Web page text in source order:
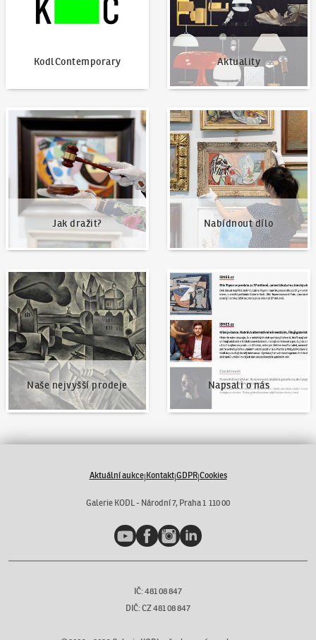
KodlContemporary Aktuality
Jak dražit?
Jak dražit?
Nabídnout dílo
Nabídnout dílo
Naše nejvyšší prodeje
Naše nejvyšší prodeje
Napsali o nás
Napsali o nás
Aktuální aukce|Kontakt|GDPR|Cookies
Galerie KODL - Národní 7, Praha 1 110 00
YouTubeFacebookInstagramLinkedIn
IČ: 481 08 847
DIČ: CZ 481 08 847